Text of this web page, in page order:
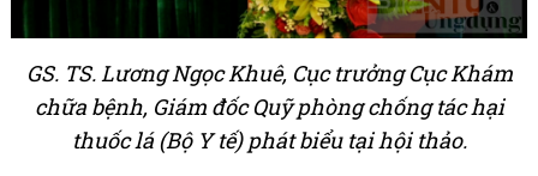
GS. TS. Lương Ngọc Khuê, Cục trưởng Cục Khám
chữa bệnh, Giám đốc Quỹ phòng chống tác hại
thuốc lá (Bộ Y tế) phát biểu tại hội thảo.